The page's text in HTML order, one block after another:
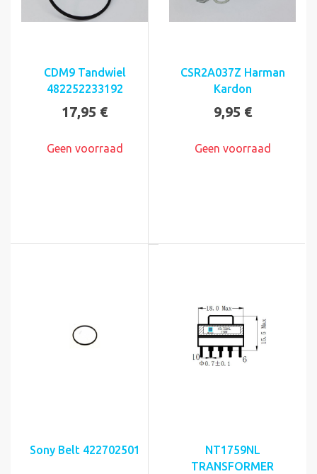
CDM9 Tandwiel
482252233192
17,95 €
Geen voorraad
CSR2A037Z Harman
Kardon
9,95 €
Geen voorraad
Sony Belt 422702501
NT1759NL
TRANSFORMER